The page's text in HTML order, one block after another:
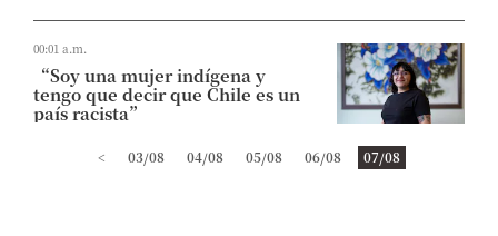
00:01 a.m.
“Soy una mujer indígena y
tengo que decir que Chile es un
país racista”
< 03/08 04/08 05/08 06/08 07/08